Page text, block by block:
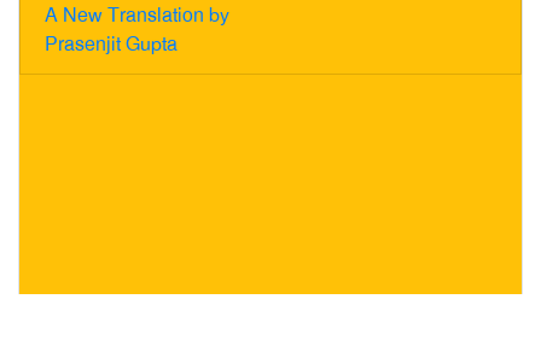
A New Translation by
Prasenjit Gupta